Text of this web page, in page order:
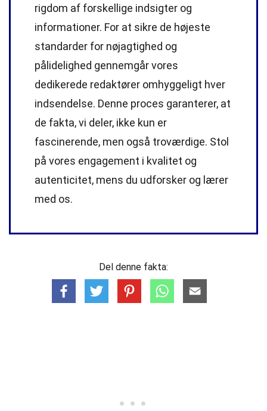
rigdom af forskellige indsigter og
informationer. For at sikre de højeste
standarder for nøjagtighed og
pålidelighed gennemgår vores
dedikerede redaktører omhyggeligt hver
indsendelse. Denne proces garanterer, at
de fakta, vi deler, ikke kun er
fascinerende, men også troværdige. Stol
på vores engagement i kvalitet og
autenticitet, mens du udforsker og lærer
med os.
Del denne fakta: